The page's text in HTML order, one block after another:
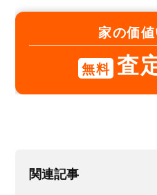
家の価
無料 査
関連記事